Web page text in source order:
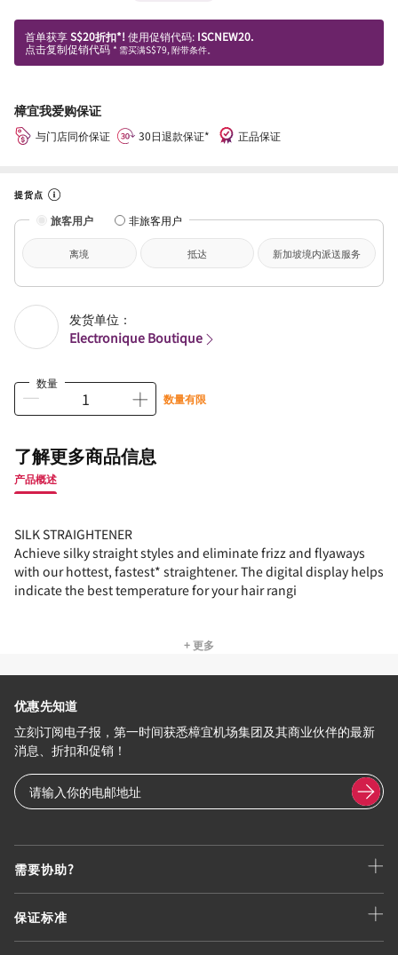
首单获享S$20折扣*! 使用促销代码: ISCNEW20.
点击复制促销代码 * 需买满S$79, 附带条件。
樟宜我爱购保证
与门店同价保证 30日退款保证* 正品保证
提货点
旅客用户 非旅客用户
离境 抵达 新加坡境内派送服务
发货单位：
Electronique Boutique
数量
数量有限
了解更多商品信息
产品概述
SILK STRAIGHTENER
Achieve silky straight styles and eliminate frizz and flyaways
with our hottest, fastest* straightener. The digital display helps
indicate the best temperature for your hair rangi
+ 更多
需要协助?
保证标准
优惠先知道
立刻订阅电子报，第一时间获悉樟宜机场集团及其商业伙伴的最新
消息、折扣和促销！